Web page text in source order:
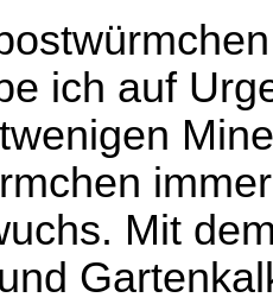
ich auf
Mit